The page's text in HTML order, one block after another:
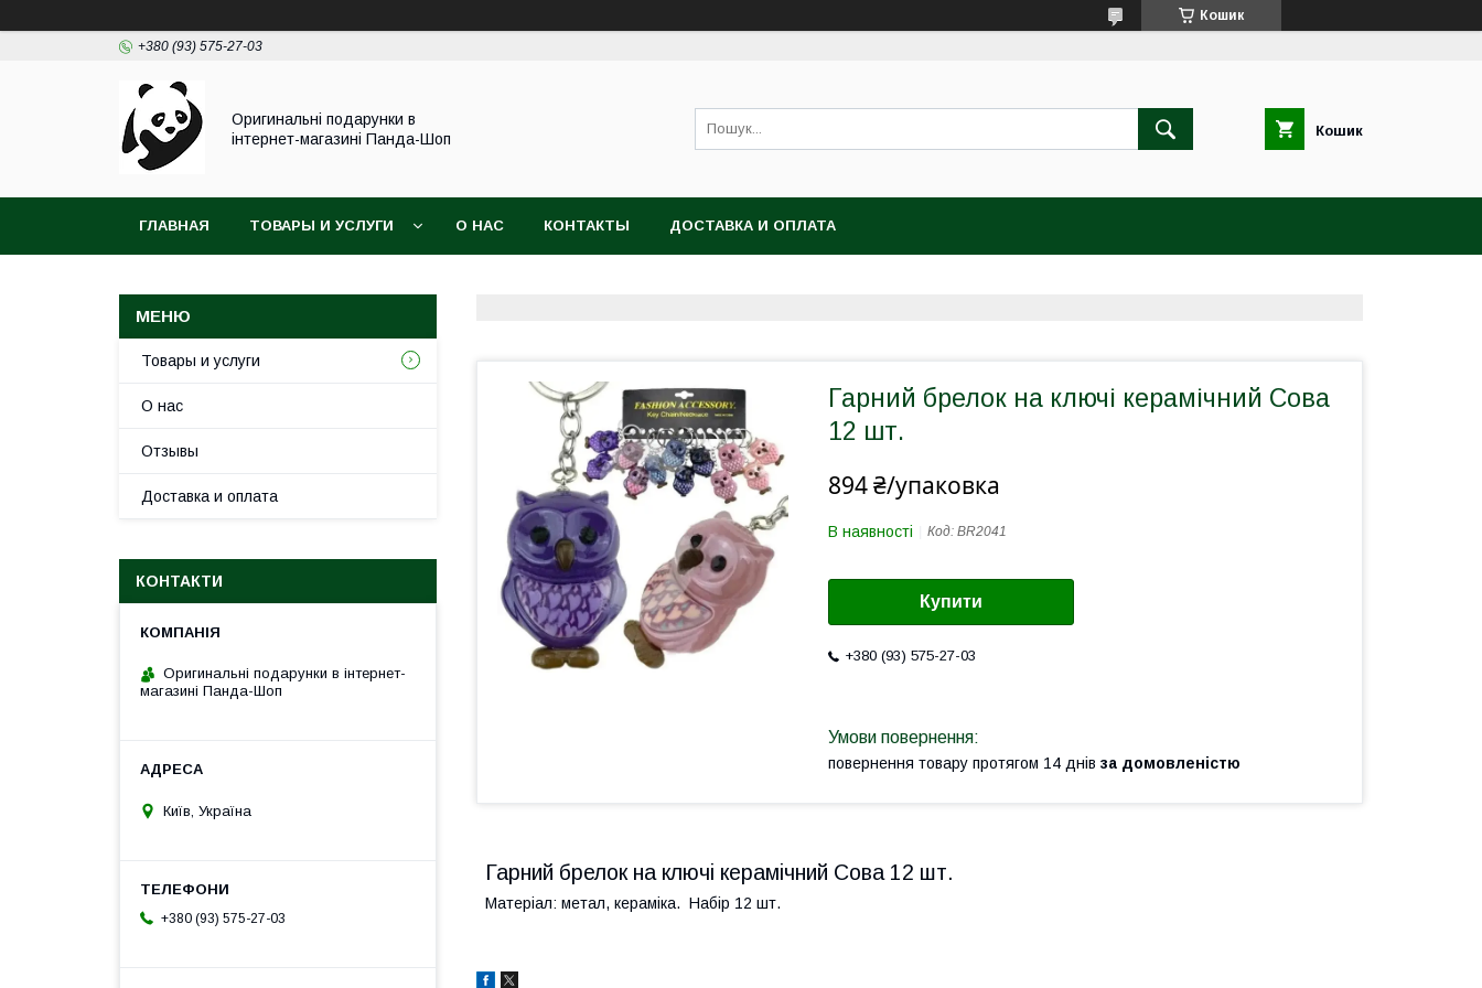
Кошик
+380 (93) 575-27-03
Оригинальні подарунки в
інтернет-магазині Панда-Шоп
Кошик
ГЛАВНАЯ ТОВАРЫ И УСЛУГИ О НАС КОНТАКТЫ ДОСТАВКА И ОПЛАТА
Гарний брелок на ключі керамічний Сова
12 шт.
894 ₴/упаковка
В наявності Код: BR2041
Купити
+380 (93) 575-27-03
повернення товару протягом 14 днів за домовленістю
Гарний брелок на ключі керамічний Сова 12 шт.
Матеріал: метал, кераміка. Набір 12 шт.
Товары и услуги
О нас
Отзывы
Доставка и оплата
КОНТАКТИ
Оригинальні подарунки в інтернет-
магазині Панда-Шоп
Київ, Україна
+380 (93) 575-27-03